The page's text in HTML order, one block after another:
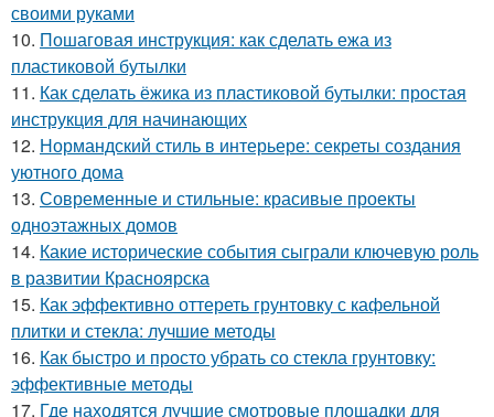
своими руками
10. Пошаговая инструкция: как сделать ежа из
пластиковой бутылки
11. Как сделать ёжика из пластиковой бутылки: простая
инструкция для начинающих
12. Нормандский стиль в интерьере: секреты создания
уютного дома
13. Современные и стильные: красивые проекты
одноэтажных домов
14. Какие исторические события сыграли ключевую роль
в развитии Красноярска
15. Как эффективно оттереть грунтовку с кафельной
плитки и стекла: лучшие методы
16. Как быстро и просто убрать со стекла грунтовку:
эффективные методы
17. Где находятся лучшие смотровые площадки для